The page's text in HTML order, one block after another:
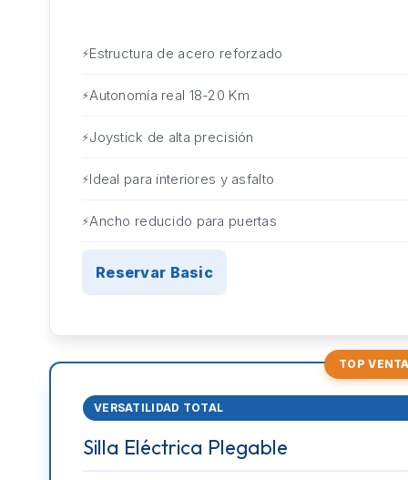
Estructura de acero reforzado
Autonomía real 18-20 Km
Joystick de alta precisión
Ideal para interiores y asfalto
Ancho reducido para puertas
Reservar Basic
TOP
VERSATILIDAD TOTAL
Silla Eléctrica Plegable